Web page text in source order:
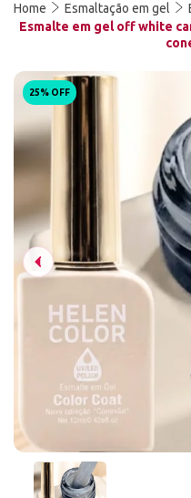
Home Esmaltação em gel
Esmalte em gel off white
25% OFF